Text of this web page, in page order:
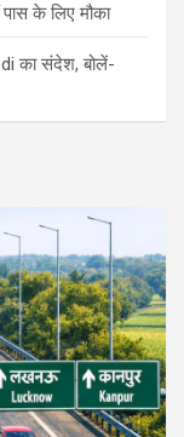
पास के लिए मौका
का संदेश, बोलें-